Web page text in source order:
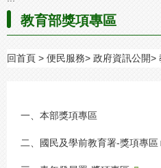
教育部獎項專區
回首頁 便民服務 政府資訊公開
一、 本部獎項專區
二、 國民及學前教育署-獎項專區